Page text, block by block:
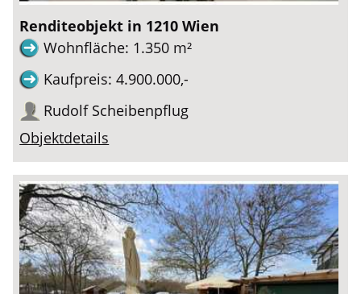
Renditeobjekt in 1210 Wien
Wohnfläche: 1.350 m²
Kaufpreis: 4.900.000,-
Rudolf Scheibenpflug
Objektdetails